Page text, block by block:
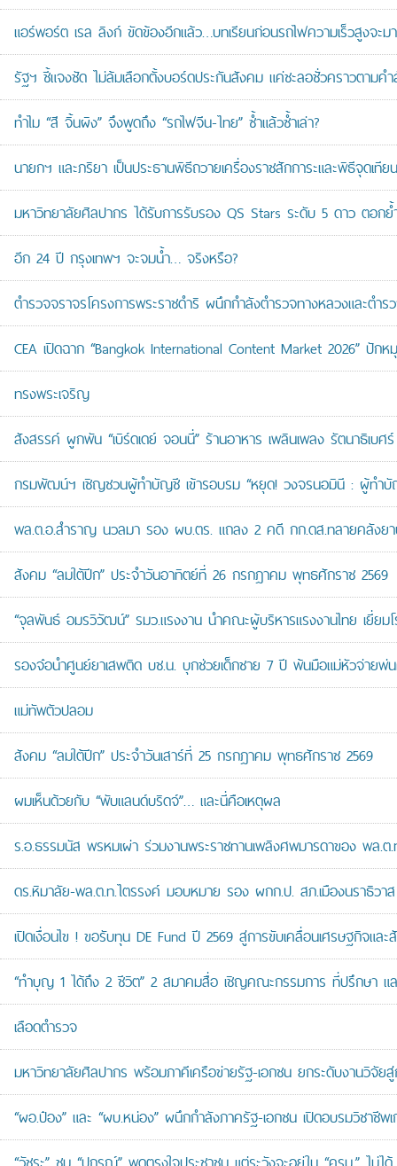
แอร์พอร์ต เรล ลิงก์ ขัดข้องอีกแล้ว…บทเรียนก่อนรถไฟความเร็วสูงจะม
รัฐฯ ชี้แจงชัด ไม่ล้มเลือกตั้งบอร์ดประกันสังคม แค่ชะลอชั่วคราวตามค
ทำไม “สี จิ้นผิง” จึงพูดถึง “รถไฟจีน-ไทย” ซ้ำแล้วซ้ำเล่า?
นายกฯ และภริยา เป็นประธานพิธีถวายเครื่องราชสักการะและพิธีจุดเ
มหาวิทยาลัยศิลปากร ได้รับการรับรอง QS Stars ระดับ 5 ดาว ตอก
อีก 24 ปี กรุงเทพฯ จะจมน้ำ… จริงหรือ?
ตำรวจจราจรโครงการพระราชดำริ ผนึกกำลังตำรวจทางหลวงและตำ
CEA เปิดฉาก “Bangkok International Content Market 2026” ปั
ทรงพระเจริญ
สังสรรค์ ผูกพัน “เบิร์ดเดย์ จอนนี่” ร้านอาหาร เพลินเพลง รัตนาธิเบศ
กรมพัฒน์ฯ เชิญชวนผู้ทำบัญชี เข้ารอบรม “หยุด! วงจรนอมินี : ผู้ทำ
พล.ต.อ.สำราญ นวลมา รอง ผบ.ตร. แถลง 2 คดี กก.ดส.ทลายคลังย
สังคม “ลมใต้ปีก” ประจำวันอาทิตย์ที่ 26 กรกฎาคม พุทธศักราช 2569
“จุลพันธ์ อมรวิวัฒน์” รมว.แรงงาน นำคณะผู้บริหารแรงงานไทย เยี่ยม
รองจ๋อนำศูนย์ยาเสพติด บช.น. บุกช่วยเด็กชาย 7 ปี พ้นมือแม่หัวจ่ายพ่น
แม่ทัพตัวปลอม
สังคม “ลมใต้ปีก” ประจำวันเสาร์ที่ 25 กรกฎาคม พุทธศักราช 2569
ผมเห็นด้วยกับ “พับแลนด์บริดจ์”… และนี่คือเหตุผล
ร.อ.ธรรมนัส พรหมเผ่า ร่วมงานพระราชทานเพลิงศพมารดาของ พล.
ดร.หิมาลัย-พล.ต.ท.ไตรรงค์ มอบหมาย รอง ผกก.ป. สภ.เมืองนราธิว
เปิดเงื่อนไข ! ขอรับทุน DE Fund ปี 2569 สู่การขับเคลื่อนเศรษฐกิจแล
“ทำบุญ 1 ได้ถึง 2 ชีวิต” 2 สมาคมสื่อ เชิญคณะกรรมการ ที่ปรึกษา แ
เลือดตำรวจ
มหาวิทยาลัยศิลปากร พร้อมภาคีเครือข่ายรัฐ-เอกชน ยกระดับงานวิจัยสู่
“ผอ.ป๋อง” และ “ผบ.หน่อง” ผนึกกำลังภาครัฐ-เอกชน เปิดอบรมวิชาชี